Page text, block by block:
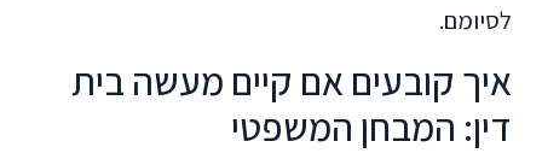
לסיומם.
איך קובעים אם קיים מעשה בית
דין: המבחן המשפטי